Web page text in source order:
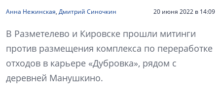
Анна Нежинская, Дмитрий Синочкин 20 июня 2022 в 14:09
В Разметелево и Кировске прошли митинги
против размещения комплекса по переработке
отходов в карьере «Дубровка», рядом с
деревней Манушкино.